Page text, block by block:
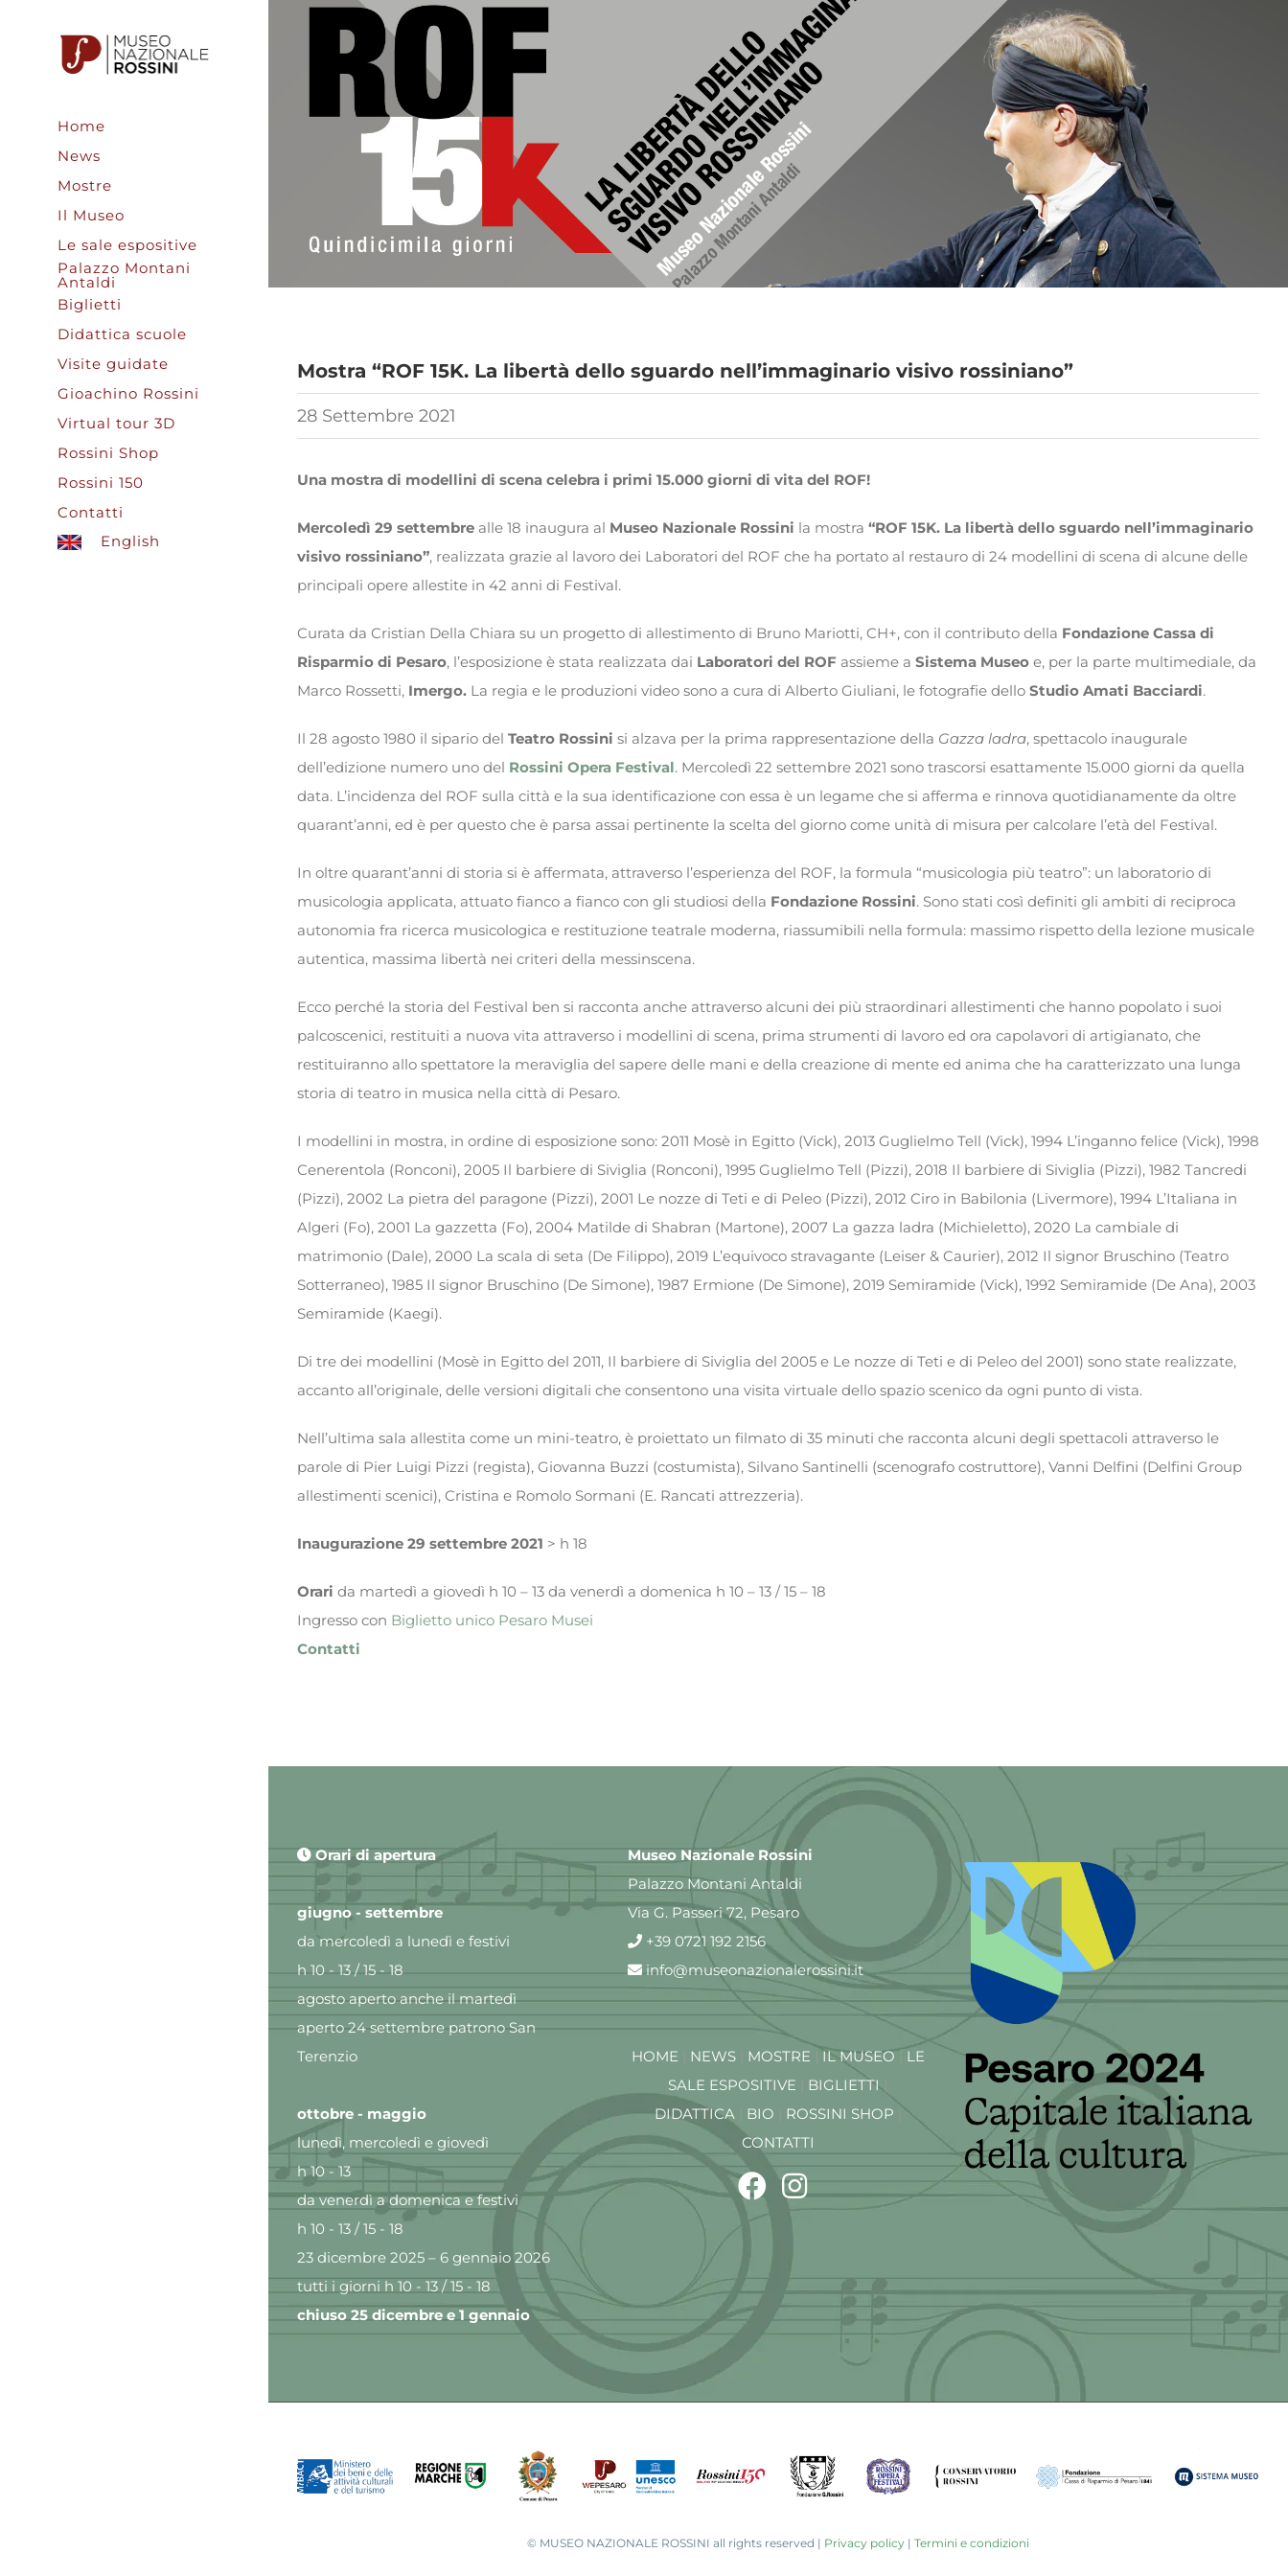
contenuto
Home
News
Mostre
Il Museo
Le sale espositive
Palazzo Montani
Antaldi
Biglietti
Didattica scuole
Visite guidate
Gioachino Rossini
Virtual tour 3D
Rossini Shop
Rossini 150
Contatti
English
Mostra “ROF 15K. La libertà dello sguardo nell’immaginario visivo rossiniano”
28 Settembre 2021
Una mostra di modellini di scena celebra i primi 15.000 giorni di vita del ROF!
Mercoledì 29 settembrealle 18 inaugura al Museo Nazionale Rossini la mostra “ROF 15K. La libertà dello sguardo nell’immaginario
visivo rossiniano”, realizzata grazie al lavoro dei Laboratori del ROF che ha portato al restauro di 24 modellini di scena di alcune delle
principali opere allestite in 42 anni di Festival.
Curata da Cristian Della Chiara su un progetto di allestimento di Bruno Mariotti, CH+, con il contributo della Fondazione Cassa di
Risparmio di Pesaro, l’esposizione è stata realizzata dai Laboratori del ROFassieme a Sistema Museoe, per la parte multimediale, da
Marco Rossetti, Imergo.La regia e le produzioni video sono a cura di Alberto Giuliani, le fotografie dello Studio Amati Bacciardi.
Il 28 agosto 1980 il sipario del Teatro Rossini si alzava per la prima rappresentazione della Gazza ladra, spettacolo inaugurale
dell’edizione numero uno del Rossini Opera Festival. Mercoledì 22 settembre 2021 sono trascorsi esattamente 15.000 giorni da quella
data. L’incidenza del ROF sulla città e la sua identificazione con essa è un legame che si afferma e rinnova quotidianamente da oltre
quarant’anni, ed è per questo che è parsa assai pertinente la scelta del giorno come unità di misura per calcolare l’età del Festival.
In oltre quarant’anni di storia si è affermata, attraverso l’esperienza del ROF, la formula “musicologia più teatro”: un laboratorio di
musicologia applicata, attuato fianco a fianco con gli studiosi della Fondazione Rossini. Sono stati così definiti gli ambiti di reciproca
autonomia fra ricerca musicologica e restituzione teatrale moderna, riassumibili nella formula: massimo rispetto della lezione musicale
autentica, massima libertà nei criteri della messinscena.
Ecco perché la storia del Festival ben si racconta anche attraverso alcuni dei più straordinari allestimenti che hanno popolato i suoi
palcoscenici, restituiti a nuova vita attraverso i modellini di scena, prima strumenti di lavoro ed ora capolavori di artigianato, che
restituiranno allo spettatore la meraviglia del sapere delle mani e della creazione di mente ed anima che ha caratterizzato una lunga
storia di teatro in musica nella città di Pesaro.
I modellini in mostra, in ordine di esposizione sono: 2011 Mosè in Egitto (Vick), 2013 Guglielmo Tell (Vick), 1994 L’inganno felice (Vick), 1998
Cenerentola (Ronconi), 2005 Il barbiere di Siviglia (Ronconi), 1995 Guglielmo Tell (Pizzi), 2018 Il barbiere di Siviglia (Pizzi), 1982 Tancredi
(Pizzi), 2002 La pietra del paragone (Pizzi), 2001 Le nozze di Teti e di Peleo (Pizzi), 2012 Ciro in Babilonia (Livermore), 1994 L’Italiana in
Algeri (Fo), 2001 La gazzetta (Fo), 2004 Matilde di Shabran (Martone), 2007 La gazza ladra (Michieletto), 2020 La cambiale di
matrimonio (Dale), 2000 La scala di seta (De Filippo), 2019 L’equivoco stravagante (Leiser & Caurier), 2012 Il signor Bruschino (Teatro
Sotterraneo), 1985 Il signor Bruschino (De Simone), 1987 Ermione (De Simone), 2019 Semiramide (Vick), 1992 Semiramide (De Ana), 2003
Semiramide (Kaegi).
Di tre dei modellini (Mosè in Egitto del 2011, Il barbiere di Siviglia del 2005 e Le nozze di Teti e di Peleo del 2001) sono state realizzate,
accanto all’originale, delle versioni digitali che consentono una visita virtuale dello spazio scenico da ogni punto di vista.
Nell’ultima sala allestita come un mini-teatro, è proiettato un filmato di 35 minuti che racconta alcuni degli spettacoli attraverso le
parole di Pier Luigi Pizzi (regista), Giovanna Buzzi (costumista), Silvano Santinelli (scenografo costruttore), Vanni Delfini (Delfini Group
allestimenti scenici), Cristina e Romolo Sormani (E. Rancati attrezzeria).
Inaugurazione 29 settembre 2021 > h 18
Orari da martedì a giovedì h 10 – 13 da venerdì a domenica h 10 – 13 / 15 – 18
Ingresso con Biglietto unico Pesaro Musei
Contatti
Orari di apertura
giugno - settembre
da mercoledì a lunedì e festivi
h 10 - 13 / 15 - 18
agosto aperto anche il martedì
aperto 24 settembre patrono San
Terenzio
ottobre - maggio
lunedì, mercoledì e giovedì
h 10 - 13
da venerdì a domenica e festivi
h 10 - 13 / 15 - 18
23 dicembre 2025 – 6 gennaio 2026
tutti i giorni h 10 - 13 / 15 - 18
chiuso 25 dicembre e 1 gennaio
Museo Nazionale Rossini
Palazzo Montani Antaldi
Via G. Passeri 72, Pesaro
+39 0721 192 2156
info@museonazionalerossini.it
HOME NEWS| MOSTRE IL MUSEO| LE
SALE ESPOSITIVE
BIGLIETTI|
DIDATTICA| BIO ROSSINI SHOP
CONTATTI
© MUSEO NAZIONALE ROSSINI all rights reserved | Privacy policy | Termini e condizioni